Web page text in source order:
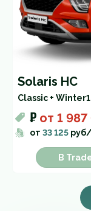
Solaris HC
Classic + Winter
₽ от 1
от 33 125
В